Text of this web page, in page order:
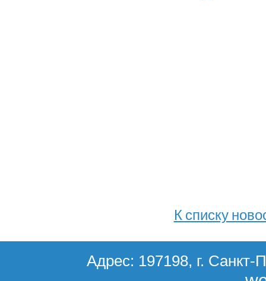
К списку
Адрес: 197198, г. Санкт-